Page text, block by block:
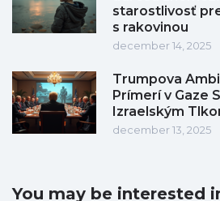
starostlivosť
s rakovinou
december 14, 2025
Trumpova
Prímerí v Gaze
Izraelským
december 13, 2025
You may be interested